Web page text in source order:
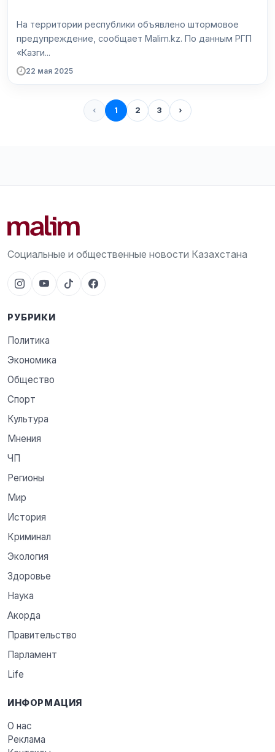
На территории республики объявлено штормовое
предупреждение, сообщает Malim.kz. По данным РГП
«Казги...
22 мая 2025
‹ 1 2 3 ›
Социальные и общественные новости Казахстана
РУБРИКИ
Политика
Экономика
Общество
Спорт
Культура
Мнения
ЧП
Регионы
Мир
История
Криминал
Экология
Здоровье
Наука
Акорда
Правительство
Парламент
Life
ИНФОРМАЦИЯ
О нас
Реклама